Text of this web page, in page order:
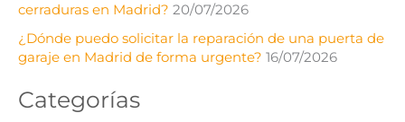
cerraduras en Madrid? 20/07/2026
¿Dónde puedo solicitar la reparación de una puerta de
garaje en Madrid de forma urgente? 16/07/2026
Categorías